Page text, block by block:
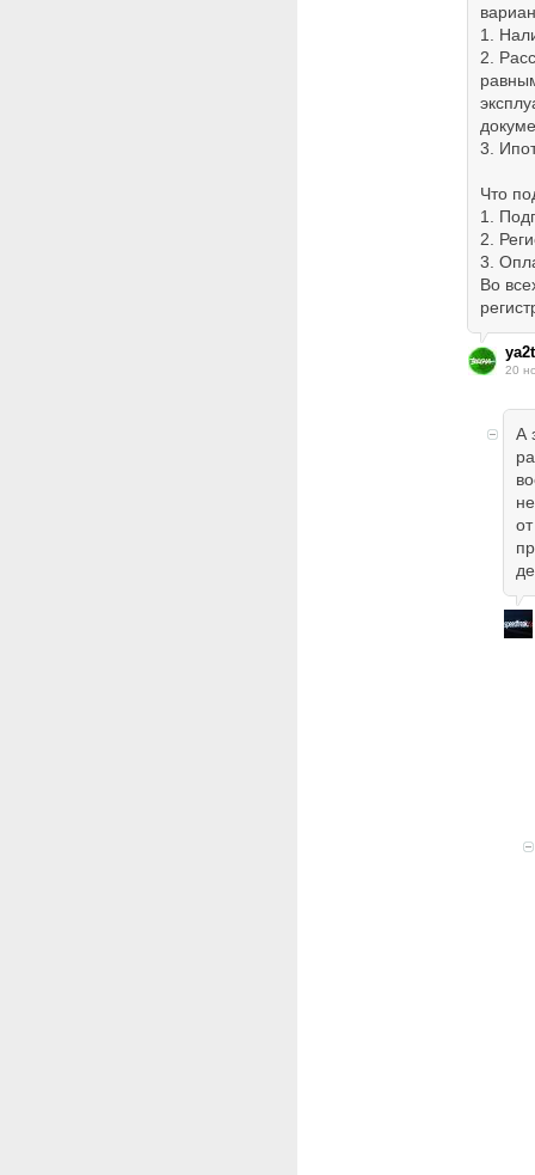
1.
2.
3.
Что
1.
2.
3.
Во
20
А